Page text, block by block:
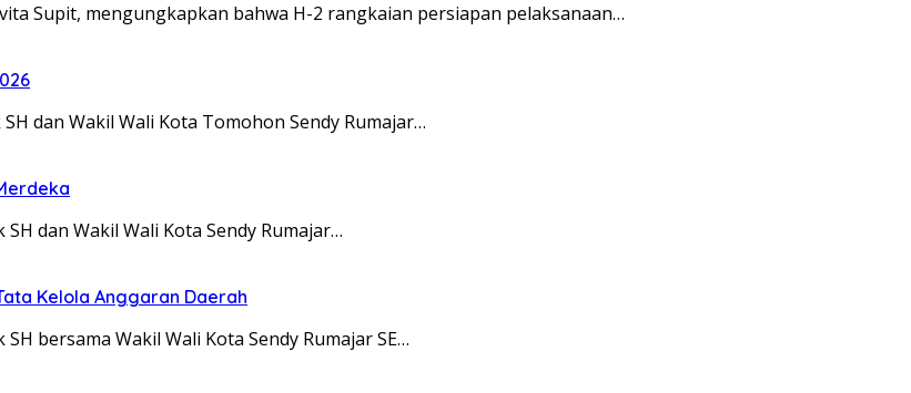
Supit, mengungkapkan bahwa H-2 rangkaian persiapan pelaksanaan…
dan Wakil Wali Kota Tomohon Sendy Rumajar…
dan Wakil Wali Kota Sendy Rumajar…
Kelola Anggaran Daerah
bersama Wakil Wali Kota Sendy Rumajar SE…